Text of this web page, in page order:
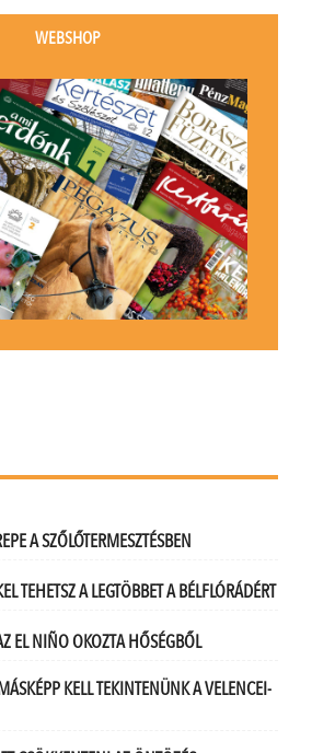
WEBSHOP
A SZŐLŐTERMESZTÉSBEN
TEHETSZ A LEGTÖBBET A BÉLFLÓRÁDÉRT
EL NIÑO OKOZTA HŐSÉGBŐL
KELL TEKINTENÜNK A VELENCEI-